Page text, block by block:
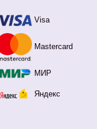
Visa
Mastercard
МИР
Яндекс